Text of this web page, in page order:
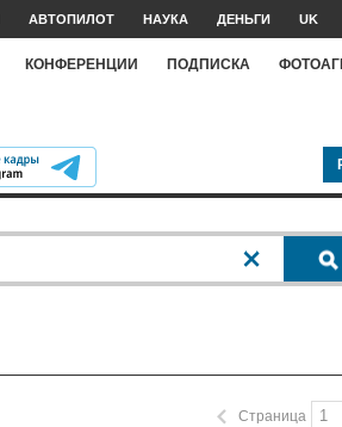
АВТОПИЛОТ НАУКА ДЕНЬГИ UK
КОНФЕРЕНЦИИ ПОДПИСКА
Страница